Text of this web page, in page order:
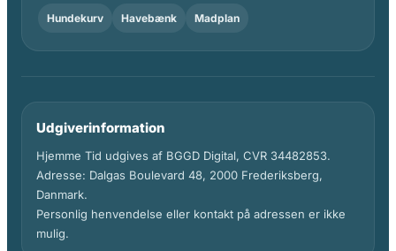
Hundekurv Havebænk Madplan
Udgiverinformation
Hjemme Tid udgives af BGGD Digital, CVR 34482853.
Adresse: Dalgas Boulevard 48, 2000 Frederiksberg,
Danmark.
Personlig henvendelse eller kontakt på adressen er ikke
mulig.